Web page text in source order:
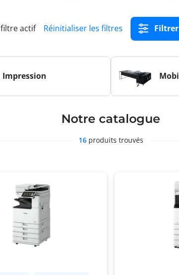
filtre actif Réinitialiser les filtres Filtrer
Impression
Notre catalogue
16produits trouvés